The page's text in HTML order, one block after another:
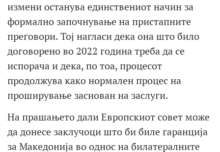
измени останува единствениот начин за
формално започнување на пристапните
преговори. Тој нагласи дека она што било
договорено во 2022 година треба да се
испорача и дека, по тоа, процесот
продолжува како нормален процес на
проширување заснован на заслуги.
На прашањето дали Европскиот совет може
да донесе заклучоци што би биле гаранција
за Македонија во однос на билатералните